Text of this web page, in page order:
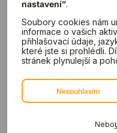
Přivítali jsme nového
ve společnosti coalios
commerce konzultant.
digitalizaci a přirozeně
firemní kultury. Jaké jsou
ho nejvíce nadchlo na